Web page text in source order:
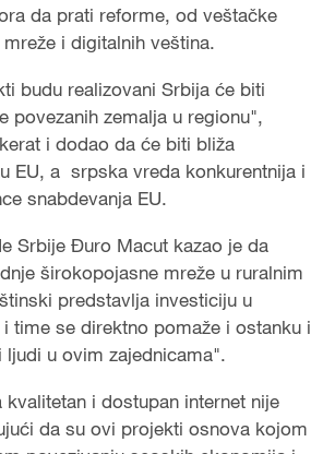
da prati reforme, od veštačke
i digitalnih veština.
budu realizovani Srbija će biti
povezanih zemalja u regionu",
i dodao da će biti bliža
EU, a srpska vreda konkurentnija i
snabdevanja EU.
Srbije Đuro Macut kazao je da
širokopojasne mreže u ruralnim
predstavlja investiciju u
time se direktno pomaže i ostanku i
ljudi u ovim zajednicama".
kvalitetan i dostupan internet nije
da su ovi projekti osnova kojom